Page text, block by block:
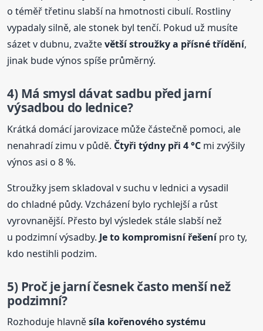
o téměř třetinu slabší na hmotnosti cibulí. Rostliny
vypadaly silně, ale stonek byl tenčí. Pokud už musíte
sázet v dubnu, zvažtevětší stroužky a přísné třídění,
jinak bude výnos spíše průměrný.
4) Má smysl dávat sadbu před jarní
výsadbou do lednice?
Krátká domácí jarovizace může částečně pomoci, ale
nenahradí zimu v půdě. Čtyři týdny při 4 °C mi zvýšily
výnos asi o 8 %.
Stroužky jsem skladoval v suchu v lednici a vysadil
do chladné půdy. Vzcházení bylo rychlejší a růst
vyrovnanější. Přesto byl výsledek stále slabší než
u podzimní výsadby. Je to kompromisní řešenípro ty,
kdo nestihli podzim.
5) Proč je jarní česnek často menší než
podzimní?
Rozhoduje hlavněsíla kořenového systému